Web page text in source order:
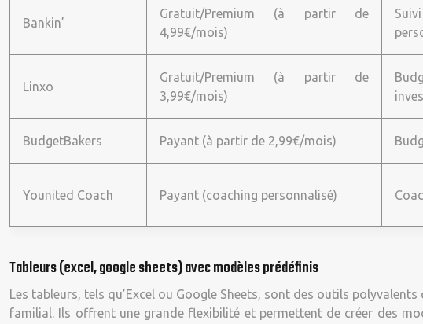
Bankin’
Gratuit/Premium (à partir de
4,99€/mois)
Linxo
Gratuit/Premium (à partir de
3,99€/mois)
BudgetBakers Payant (à partir de 2,99€/mois)
Younited Coach Payant (coaching personnalisé)
Tableurs (excel, google sheets) avec modèles prédéfinis
Les tableurs, tels qu’Excel ou Google Sheets, sont des outils
familial. Ils offrent une grande flexibilité et permettent de créer des